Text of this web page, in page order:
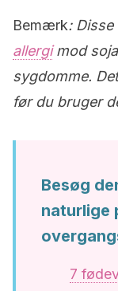
Bemærk:
allergimod
sygdomme.
før du bruger
Besøg
naturlige
7